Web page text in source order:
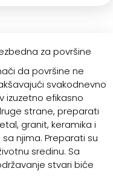
za površine
da površine ne
svakodnevno
izuzetno efikasno
strane, preparati
granit, keramika i
njima. Preparati su
sredinu. Sa
stvari biće